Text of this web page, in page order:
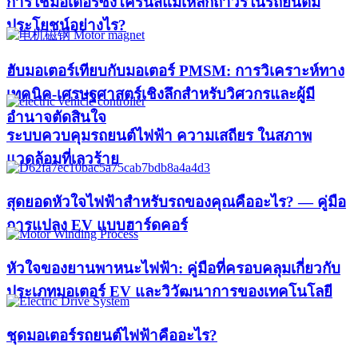
ประโยชน์อย่างไร?
ฮับมอเตอร์เทียบกับมอเตอร์ PMSM: การวิเคราะห์ทาง
เทคนิค-เศรษฐศาสตร์เชิงลึกสำหรับวิศวกรและผู้มี
อำนาจตัดสินใจ
ระบบควบคุมรถยนต์ไฟฟ้า ความเสถียร ในสภาพ
แวดล้อมที่เลวร้าย
สุดยอดหัวใจไฟฟ้าสำหรับรถของคุณคืออะไร? — คู่มือ
การแปลง EV แบบฮาร์ดคอร์
หัวใจของยานพาหนะไฟฟ้า: คู่มือที่ครอบคลุมเกี่ยวกับ
ประเภทมอเตอร์ EV และวิวัฒนาการของเทคโนโลยี
ชุดมอเตอร์รถยนต์ไฟฟ้าคืออะไร?